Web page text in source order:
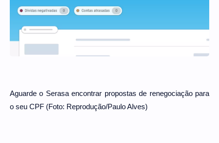
Aguarde o Serasa encontrar propostas de renegociação para
o seu CPF (Foto: Reprodução/Paulo Alves)